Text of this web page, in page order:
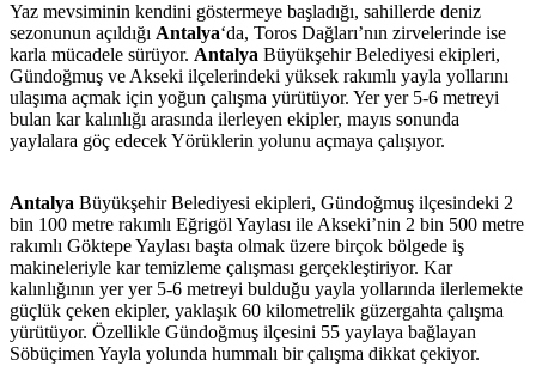
Yaz mevsiminin kendini göstermeye başladığı, sahillerde deniz
sezonunun açıldığı Antalya‘da, Toros Dağları’nın zirvelerinde ise
karla mücadele sürüyor. Antalya Büyükşehir Belediyesi ekipleri,
Gündoğmuş ve Akseki ilçelerindeki yüksek rakımlı yayla yollarını
ulaşıma açmak için yoğun çalışma yürütüyor. Yer yer 5-6 metreyi
bulan kar kalınlığı arasında ilerleyen ekipler, mayıs sonunda
yaylalara göç edecek Yörüklerin yolunu açmaya çalışıyor.
Antalya Büyükşehir Belediyesi ekipleri, Gündoğmuş ilçesindeki 2
bin 100 metre rakımlı Eğrigöl Yaylası ile Akseki’nin 2 bin 500 metre
rakımlı Göktepe Yaylası başta olmak üzere birçok bölgede iş
makineleriyle kar temizleme çalışması gerçekleştiriyor. Kar
kalınlığının yer yer 5-6 metreyi bulduğu yayla yollarında ilerlemekte
güçlük çeken ekipler, yaklaşık 60 kilometrelik güzergahta çalışma
yürütüyor. Özellikle Gündoğmuş ilçesini 55 yaylaya bağlayan
Söbüçimen Yayla yolunda hummalı bir çalışma dikkat çekiyor.